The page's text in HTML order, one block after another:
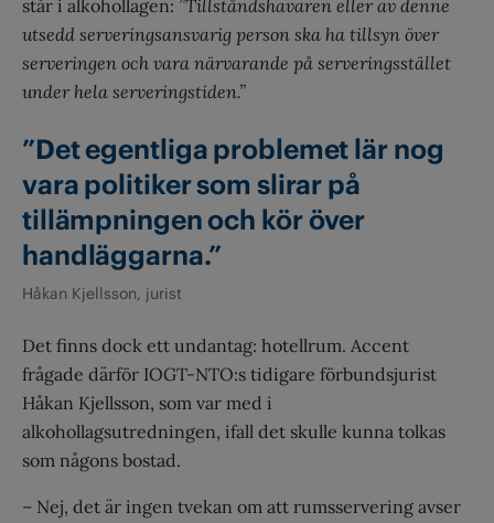
står i alkohollagen: ”Tillståndshavaren eller av denne
utsedd serveringsansvarig person ska ha tillsyn över
serveringen och vara närvarande på serveringsstället
under hela serveringstiden.”
”Det egentliga problemet lär nog
vara politiker som slirar på
tillämpningen och kör över
handläggarna.”
Håkan Kjellsson, jurist
Det finns dock ett undantag: hotellrum. Accent
frågade därför IOGT-NTO:s tidigare förbundsjurist
Håkan Kjellsson, som var med i
alkohollagsutredningen, ifall det skulle kunna tolkas
som någons bostad.
– Nej, det är ingen tvekan om att rumsservering avser